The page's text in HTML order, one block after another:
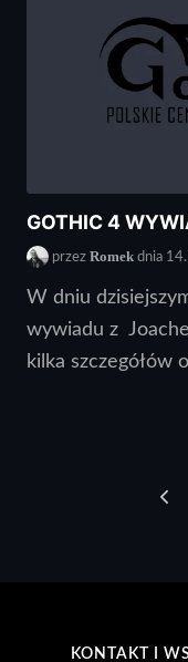
GOTHIC 4
przez Romek dnia
W dniu
wywiadu z
kilka szczegółów
KONTAKT I